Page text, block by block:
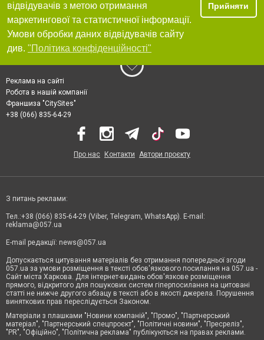
відвідувачів з метою отримання
маркетингової та статистичної інформації.
Умови обробки даних відвідувачів сайту
див. "Політика конфіденційності"
Прийняти
Реклама на сайті
Робота в нашій компанії
Франшиза "CitySites"
+38 (066) 835-64-29
Про нас Контакти Автори проєкту
З питань реклами:
Тел.:+38 (066) 835-64-29 (Viber, Telegram, WhatsApp). E-mail:
reklama@057.ua
E-mail редакції: news@057.ua
Допускається цитування матеріалів без отримання попередньої згоди
057.ua за умови розміщення в тексті обов'язкового посилання на 057.ua -
Сайт міста Харкова. Для інтернет-видань обов'язкове розміщення
прямого, відкритого для пошукових систем гіперпосилання на цитовані
статті не нижче другого абзацу в тексті або в якості джерела. Порушення
виняткових прав переслідується Законом.
Матеріали з плашками "Новини компаній", "Промо", "Партнерський
матеріал", "Партнерський спецпроєкт", "Політичні новини", "Пресреліз",
"PR", "Офіційно", "Політична реклама" публікуються на правах реклами.